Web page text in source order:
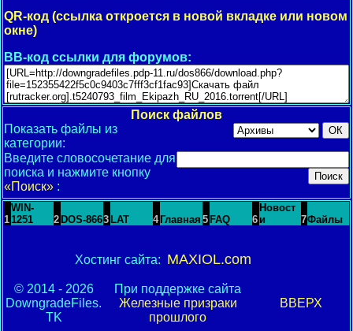
QR-код (ссылка откроется в новой вкладке или новом
окне)
BB-код ссылки для форумов:
Поиск файлов
Показать файлы из
категории:
Введите словосочетание для
поиска и нажмите кнопку
«Поиск» :
1
WIN-
1251
2 DOS-8663 LAT 4 Главная 5 FAQ 6
Новост
и
7Файлы
Хостинг сайта: MAXIOL.com
© 2014 - 2026
DowngradeFiles.
TK
При поддержке сайта
Железные призраки
прошлого
ВВЕРХ